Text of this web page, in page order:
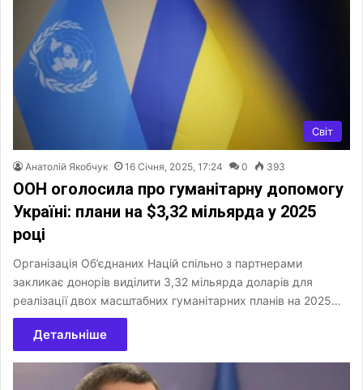
Світ
Анатолій Якобчук 16 Січня, 2025, 17:24 0 393
ООН оголосила про гуманітарну допомогу
Україні: плани на $3,32 мільярда у 2025
році
Організація Об’єднаних Націй спільно з партнерами
закликає донорів виділити 3,32 мільярда доларів для
реалізації двох масштабних гуманітарних планів на 2025…
Детальніше